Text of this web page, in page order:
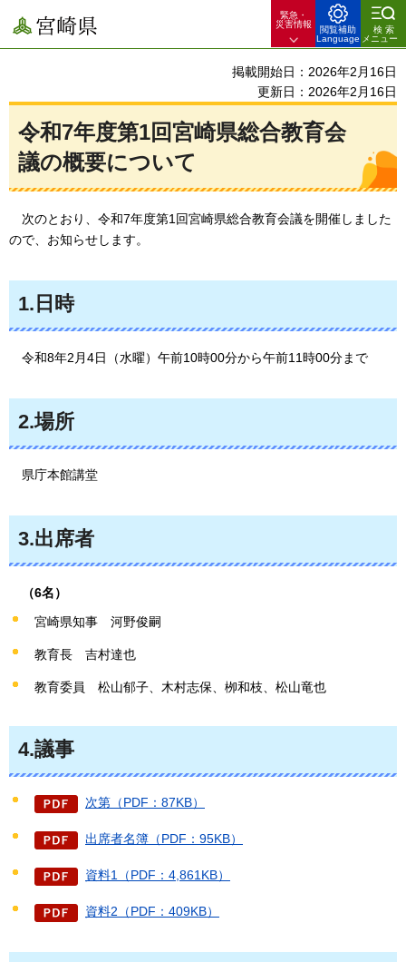
宮崎県
緊急・
災害情報
閲覧補助
Language
検索
メニュー
掲載開始日：2026年2月16日
更新日：2026年2月16日
令和7年度第1回宮崎県総合教育会
議の概要について
次のとおり、令和7年度第1回宮崎県総合教育会議を開催しました
ので、お知らせします。
1.日時
令和8年2月4日（水曜）午前10時00分から午前11時00分まで
2.場所
県庁本館講堂
3.出席者
（6名）
宮崎県知事 河野俊嗣
教育長 吉村達也
教育委員 松山郁子 、木村志保、栁和枝、松山竜也
4.議事
次第（PDF：87KB）
出席者名簿（PDF：95KB）
資料1（PDF：4,861KB）
資料2（PDF：409KB）